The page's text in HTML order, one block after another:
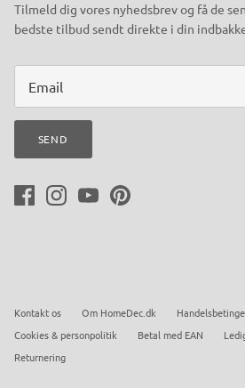
Tilmeld dig vores nyhedsbrev og få de
bedste tilbud sendt direkte i din
SEND
Kontakt os Om HomeDec.dk
Cookies & personpolitik
Betal med EAN
Returnering